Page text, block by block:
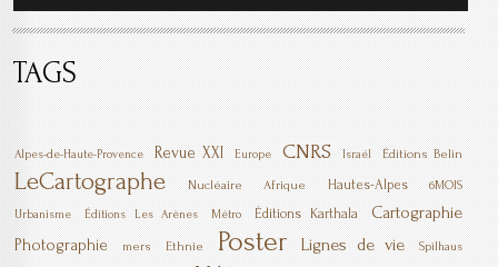
TAGS
Alpes-de-Haute-Provence Revue XXI Europe CNRS Israël Éditions Belin
LeCartographe Nucléaire Afrique Hautes-Alpes 6MOIS
Urbanisme Éditions Les Arènes Métro Éditions Karthala Cartographie
Photographie mers Ethnie Poster Lignes de vie Spilhaus